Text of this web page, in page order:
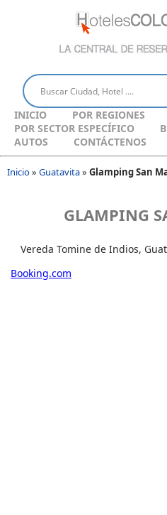
INICIO
POR REGIONES
POR SECTOR ESPECÍFICO
AUTOS
CONTÁCTENOS
Inicio» Guatavita» Glamping San
GLAMPING
Vereda Tomine de Indios,
Booking.com